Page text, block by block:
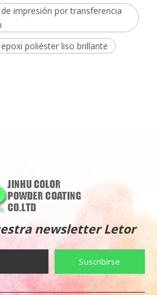
impresión por transferencia
poliéster liso brillante
newsletter Letor
Suscribirse